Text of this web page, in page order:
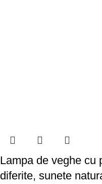
Lampa de veghe cu
diferite, sunete